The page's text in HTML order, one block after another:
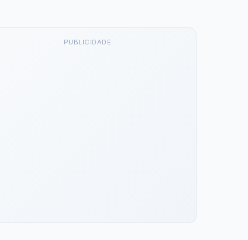
PUBLICIDADE